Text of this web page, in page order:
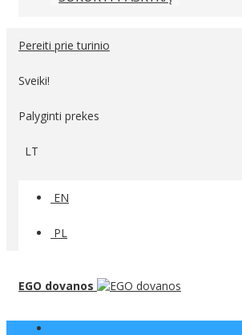
Pereiti prie turinio
Sveiki!
Palyginti prekes
LT
EN
PL
EGO dovanos